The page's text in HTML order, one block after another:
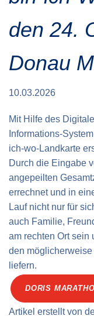
Special Olympics
Schule läuft
Feuerwehr läuft
Service der
Zeitmessung
den 24.
Donau
10.03.2026
Mit Hilfe des
Informations-
ich-wo-Landkarte
Durch die Eingabe
angepeilten
errechnet und in
Lauf nicht nur für
auch Familie,
am rechten Ort sein
den
liefern.
DORIS
Artikel erstellt von